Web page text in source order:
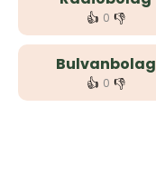
👍 0 👎
Bulvanbolag
👍 0 👎